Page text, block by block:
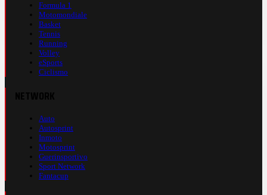
Formula 1
Motomondiale
Basket
Tennis
Running
Volley
eSports
Ciclismo
Auto
Autosprint
Inmoto
Motosprint
Guerinsportivo
Sport Network
Fantacup